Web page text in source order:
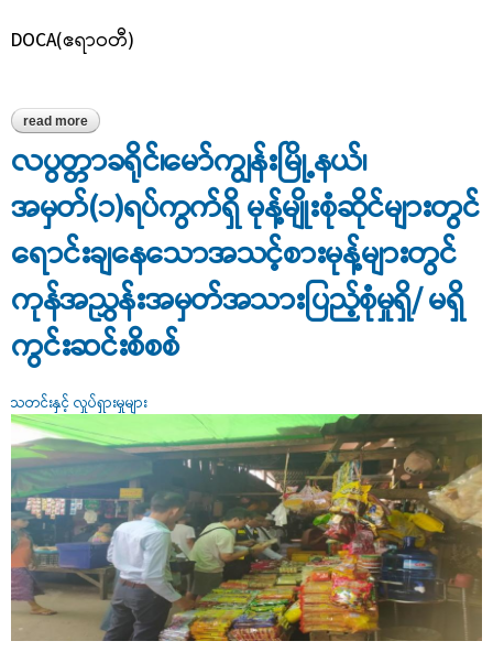
DOCA(ဧရာဝတီ)
read more about လပွတ္တာခရိုင်၊ လပွတ္တာမြို့နယ်၊ မြို့ပေါ်ရှိ အိမ်သုံးဆေးဆိုင်များ
အား နယ်မြေဈေးကွက်စောင့်ကြည့် စစ်ဆေးခြင်း
လပွတ္တာခရိုင်၊မော်ကျွန်းမြို့နယ်၊
အမှတ်(၁)ရပ်ကွက်ရှိ မုန့်မျိုးစုံဆိုင်များတွင်
ရောင်းချနေသောအသင့်စားမုန့်များတွင်
ကုန်အညွှန်းအမှတ်အသားပြည့်စုံမှုရှိ/ မရှိ
ကွင်းဆင်းစိစစ်
သတင်းနှင့် လှုပ်ရှားမှုများ